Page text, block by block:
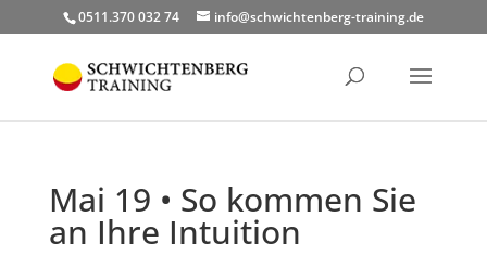
0511.370 032 74 info@schwichtenberg-training.de
Mai 19 • So kommen Sie
an Ihre Intuition